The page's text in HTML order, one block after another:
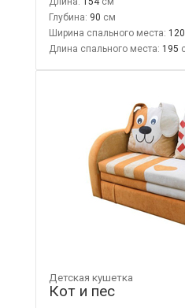
Глубина: 90
Ширина спального места: 120
Длина спального места: 195
Детская кушетка
Кот и пес